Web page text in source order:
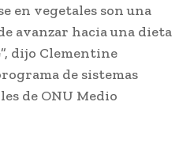
en vegetales son una
avanzar hacia una dieta
dijo Clementine
de sistemas
de ONU Medio